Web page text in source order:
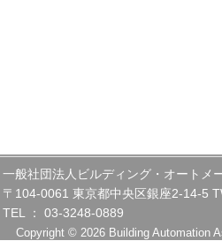
一般社団法人ビルディング・オートメ
〒104-0061 東京都中央区銀座2-14-5
TEL ： 03-3248-0889
Copyright © 2026 Building Automation